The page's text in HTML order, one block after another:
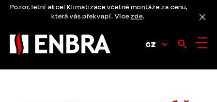
PřejítPozor, letní akce! Klimatizace včetně montáže za cenu,
která vás překvapí. Více zde.
CZ